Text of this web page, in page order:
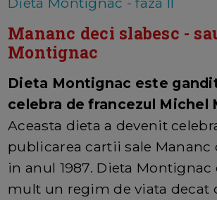
Mananc deci slabesc -
Montignac
Dieta Montignac este
celebra de francezul Michel
Aceasta dieta a devenit
publicarea cartii sale Mananc
in anul 1987. Dieta Montignac
mult un regim de viata decat